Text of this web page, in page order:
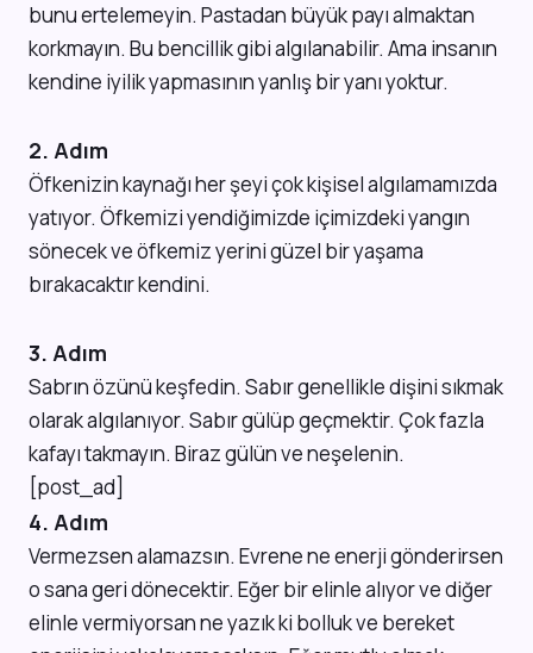
bunu ertelemeyin. Pastadan büyük payı almaktan
korkmayın. Bu bencillik gibi algılanabilir. Ama insanın
kendine iyilik yapmasının yanlış bir yanı yoktur.
2. Adım
Öfkenizin kaynağı her şeyi çok kişisel algılamamızda
yatıyor. Öfkemizi yendiğimizde içimizdeki yangın
sönecek ve öfkemiz yerini güzel bir yaşama
bırakacaktır kendini.
3. Adım
Sabrın özünü keşfedin. Sabır genellikle dişini sıkmak
olarak algılanıyor. Sabır gülüp geçmektir. Çok fazla
kafayı takmayın. Biraz gülün ve neşelenin.
[post_ad]
4. Adım
Vermezsen alamazsın. Evrene ne enerji gönderirsen
o sana geri dönecektir. Eğer bir elinle alıyor ve diğer
elinle vermiyorsan ne yazık ki bolluk ve bereket